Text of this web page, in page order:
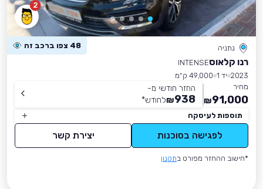
2
נתניה 48 צפו ברכב זה
רנו קלאוסINTENSE
2023 יד 1
49,000 ק״מ
מחיר
91,000
₪
החזר חודשי מ-
938
₪לחודש*
תוספות לעיסקה
לפגישה בסוכנות יצירת קשר
*חישוב ההחזר מפורט בתקנון